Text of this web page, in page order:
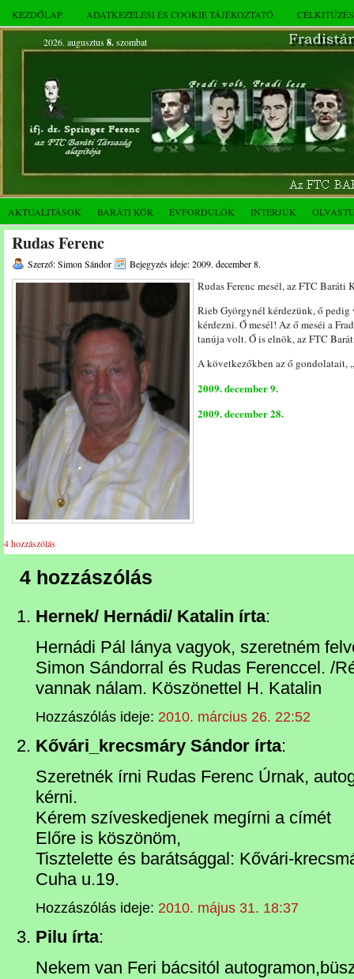
KEZDŐLAP ADATKEZELÉSI ÉS COOKIE TÁJÉKOZTATÓ
2026. augusztus 8.szombat
AKTUALITÁSOK BARÁTI KÖR ÉVFORDULÓK INTERJÚK
Rudas Ferenc
Szerző: Simon Sándor Bejegyzés ideje: 2009. december 8.
Rudas Ferenc mesél, az FTC Baráti
Rieb Györgynél kérdezünk, ő pedig
kérdezni. Ő mesél! Az ő meséi a
tanúja volt. Ő is elnök, az FTC
A következőkben az ő gondolatait,
2009. december 9.
2009. december 28.
4 hozzászólás
4 hozzászólás
Hernek/ Hernádi/ Katalin írta:
Hernádi Pál lánya vagyok, szeretném
Simon Sándorral és Rudas Ferenccel. /
vannak nálam. Köszönettel H. Katalin
Hozzászólás ideje: 2010. március 26. 22:52
Kővári_krecsmáry Sándor írta:
Szeretnék írni Rudas Ferenc Úrnak,
kérni.
Kérem szíveskedjenek megírni a címét
Előre is köszönöm,
Tisztelette és barátsággal: Kővári-
Cuha u.19.
Hozzászólás ideje: 2010. május 31. 18:37
Pilu írta:
Nekem van Feri bácsitól